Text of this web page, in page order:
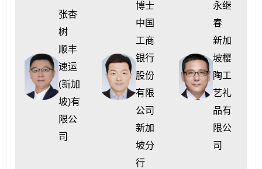
张杏
树
顺丰
速运
(新加
坡)有
限公
司
博士
中国
工商
银行
股份
有限
公司
新加
坡分
行
永继
春
新加
坡樱
陶工
艺礼
品有
限公
司